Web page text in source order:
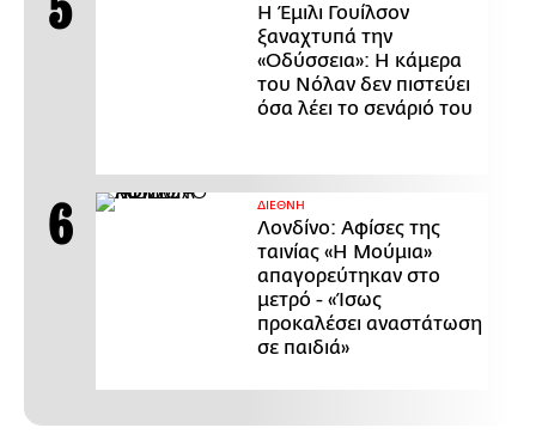
Η Έμιλι Γουίλσον
ξαναχτυπά την
«Οδύσσεια»: Η κάμερα
του Νόλαν δεν πιστεύει
όσα λέει το σενάριό του
ΔΙΕΘΝΗ
Λονδίνο: Αφίσες της
ταινίας «Η Μούμια»
απαγορεύτηκαν στο
μετρό - «Ίσως
προκαλέσει αναστάτωση
σε παιδιά»